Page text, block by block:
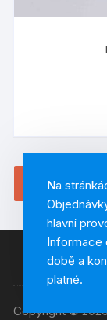
Na
hlavní
Informace
době a
platné.
2 →
Copyright ©